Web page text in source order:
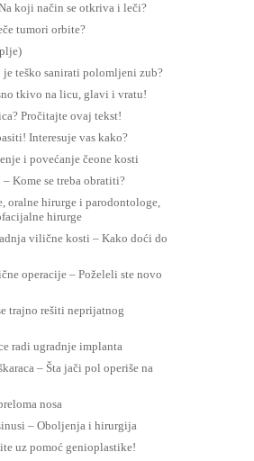
koji način se otkriva i leči?
tumori orbite?
teško sanirati polomljeni zub?
tkivo na licu, glavi i vratu!
Pročitajte ovaj tekst!
Interesuje vas kako?
i povećanje čeone kosti
Kome se treba obratiti?
oralne hirurge i parodontologe,
hirurge
vilične kosti – Kako doći do
operacije – Poželeli ste novo
trajno rešiti neprijatnog
radi ugradnje implanta
– Šta jači pol operiše na
nosa
– Oboljenja i hirurgija
uz pomoć genioplastike!